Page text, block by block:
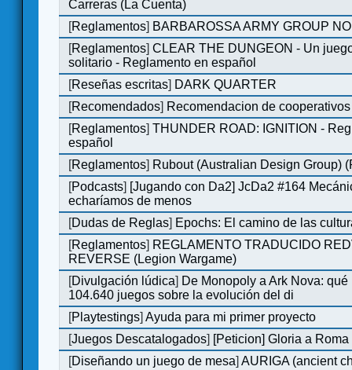
Carreras (La Cuenta)
[Reglamentos] BARBAROSSA ARMY GROUP
[Reglamentos]CLEAR THE DUNGEON - Un
solitario - Reglamento en español
[Reseñas escritas] DARK QUARTER
[Recomendados] Recomendacion de
[Reglamentos]THUNDER ROAD: IGNITION -
español
[Reglamentos] Rubout (Australian Design Group)
[Podcasts] [Jugando con Da2] JcDa2 #164
echaríamos de menos
[Dudas de Reglas] Epochs: El camino de las
[Reglamentos] REGLAMENTO TRADUCIDO
REVERSE (Legion Wargame)
[Divulgación lúdica] De Monopoly a Ark Nova:
104.640 juegos sobre la evolución del di
[Playtestings]Ayuda para mi primer proyecto
[Juegos Descatalogados] [Peticion] Gloria a Roma
[Diseñando un juego de mesa]AURIGA (ancient